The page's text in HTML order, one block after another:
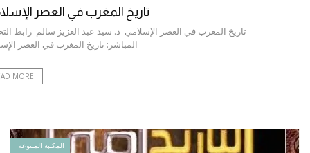
تاريخ المغرب في العصر
تاريخ المغرب في العصر الإسلامي د. سيد عبد العزيز سالم رابط
المباشر: تاريخ المغرب في العصر
MORE
المكتبة المتنوعة